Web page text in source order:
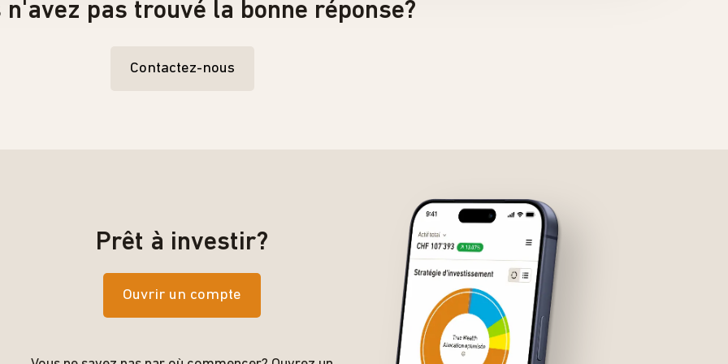
n'avez pas trouvé la bonne réponse?
Contactez-nous
Prêt à investir?
Ouvrir un compte